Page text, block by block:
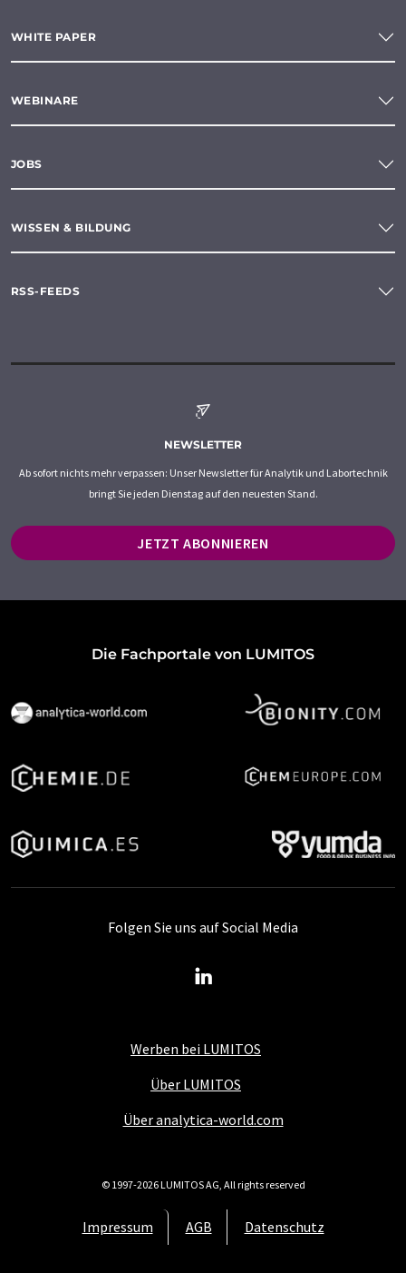
WHITE PAPER
WEBINARE
JOBS
WISSEN & BILDUNG
RSS-FEEDS
NEWSLETTER
Ab sofort nichts mehr verpassen: Unser Newsletter für Analytik und Labortechnik
bringt Sie jeden Dienstag auf den neuesten Stand.
JETZT ABONNIEREN
Die Fachportale von LUMITOS
Werben bei LUMITOS
Über LUMITOS
Über analytica-world.com
Impressum AGB Datenschutz
Folgen Sie uns auf Social Media
© 1997-2026 LUMITOS AG, All rights reserved